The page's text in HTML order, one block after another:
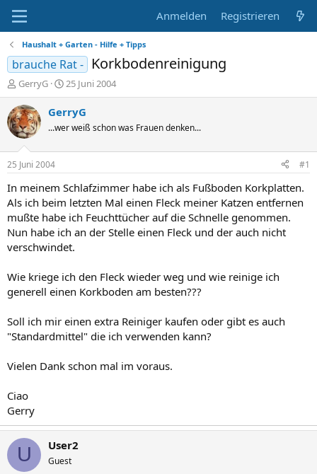
Anmelden Registrieren
Haushalt + Garten - Hilfe + Tipps
brauche Rat - Korkbodenreinigung
E
r
s
t
e
e
r
GerryG
E
r
s
e
t
a
m
25 Juni 2004
GerryG
...wer weiß schon was Frauen denken...
25 Juni 2004 #1
In meinem Schlafzimmer habe ich als Fußboden Korkplatten.
Als ich beim letzten Mal einen Fleck meiner Katzen entfernen
mußte habe ich Feuchttücher auf die Schnelle genommen.
Nun habe ich an der Stelle einen Fleck und der auch nicht
verschwindet.
Wie kriege ich den Fleck wieder weg und wie reinige ich
generell einen Korkboden am besten???
Soll ich mir einen extra Reiniger kaufen oder gibt es auch
"Standardmittel" die ich verwenden kann?
Vielen Dank schon mal im voraus.
Ciao
Gerry
U User2
Guest